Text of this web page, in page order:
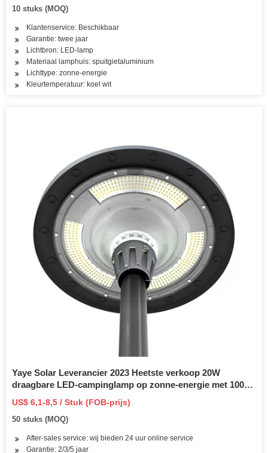
10 stuks (MOQ)
Klantenservice: Beschikbaar
Garantie: twee jaar
Lichtbron: LED-lamp
Materiaal lamphuis: spuitgietaluminium
Lichttype: zonne-energie
Kleurtemperatuur: koel wit
Yaye Solar Leverancier 2023 Heetste verkoop 20W
draagbare LED-campinglamp op zonne-energie met 1000
stuks voorraad / 2 jaar garantie / dimbare effecten /
fabrieksprijs / hoge kwaliteit
US$ 6,1-8,5 / Stuk (FOB-prijs)
50 stuks (MOQ)
After-sales service: wij bieden 24 uur online service
Garantie: 2/3/5 jaar